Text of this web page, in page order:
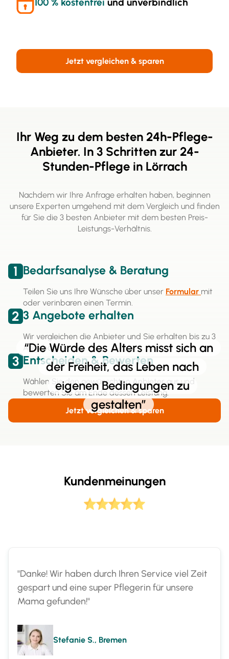
100 % kostenfrei und unverbindlich
Jetzt vergleichen & sparen
Ihr Weg zu dem besten 24h-Pflege-
Anbieter. In 3 Schritten zur 24-
Stunden-Pflege in Lörrach
Nachdem wir Ihre Anfrage erhalten haben, beginnen
unsere Experten umgehend mit dem Vergleich und finden
für Sie die 3 besten Anbieter mit dem besten Preis-
Leistungs-Verhältnis.
1 Bedarfsanalyse & Beratung
Teilen Sie uns Ihre Wünsche über unser Formular mit
oder verinbaren einen Termin.
2 3 Angebote erhalten
Wir vergleichen die Anbieter und Sie erhalten bis zu 3
Angebote.
3 Entscheiden & Bewerten
Wählen Sie den gewünschten Anbieter aus und
bewerten Sie am Ende dessen Leistung.
Jetzt vergleichen & sparen
“Die Würde des Alters misst sich an
der Freiheit, das Leben nach
eigenen Bedingungen zu
gestalten”
Kundenmeinungen
"Danke! Wir haben durch Ihren Service viel Zeit
gespart und eine super Pflegerin für unsere
Mama gefunden!"
Stefanie S., Bremen